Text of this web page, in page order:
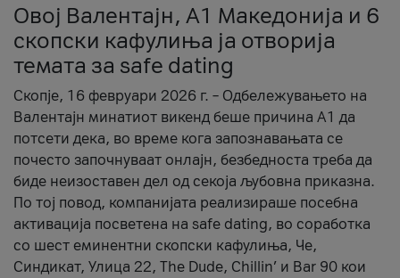
Овој Валентајн, A1 Македонија и 6
скопски кафулиња ја отворија
темата за safe dating
Скопје, 16 февруари 2026 г. – Одбележувањето на
Валентајн минатиот викенд беше причина А1 да
потсети дека, во време кога запознавањата се
почесто започнуваат онлајн, безбедноста треба да
биде неизоставен дел од секоја љубовна приказна.
По тој повод, компанијата реализираше посебна
активација посветена на safe dating, во соработка
со шест еминентни скопски кафулиња, Че,
Синдикат, Улица 22, The Dude, Chillin’ и Bar 90 кои